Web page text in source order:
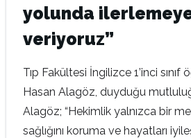
yolunda
veriyoruz”
Tıp Fakültesi İngilizce 1’inci
Hasan Alagöz, duyduğu
Alagöz; “Hekimlik yalnızca bir
sağlığını koruma ve hayatları